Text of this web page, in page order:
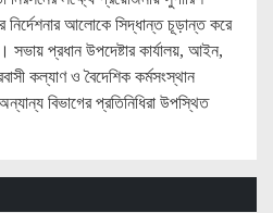
নির্দেশনার আলোকে সিদ্ধান্ত চূড়ান্ত করে
প্রধান উপদেষ্টার কার্যালয়, আইন,
কল্যাণ ও বৈদেশিক কর্মসংস্থান
বিভাগের প্রতিনিধিরা উপস্থিত